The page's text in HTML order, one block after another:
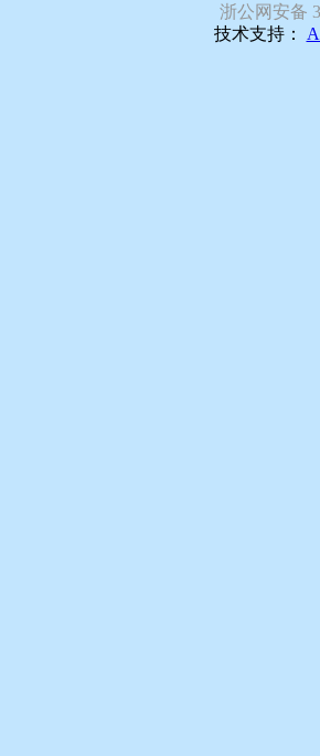
浙公网安备
技术支持：